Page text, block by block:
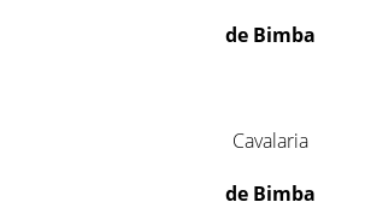
de Bimba
Cavalaria
de Bimba